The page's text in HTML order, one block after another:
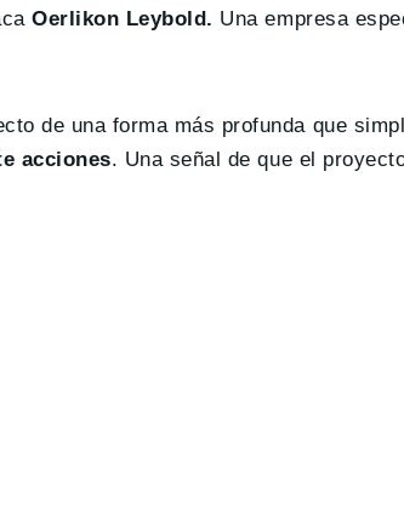
Oerlikon Leybold. Una empresa
de una forma más profunda que
acciones. Una señal de que el